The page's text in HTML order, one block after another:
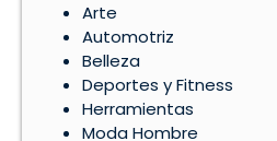
Arte
Automotriz
Belleza
Deportes y Fitness
Herramientas
Moda Hombre